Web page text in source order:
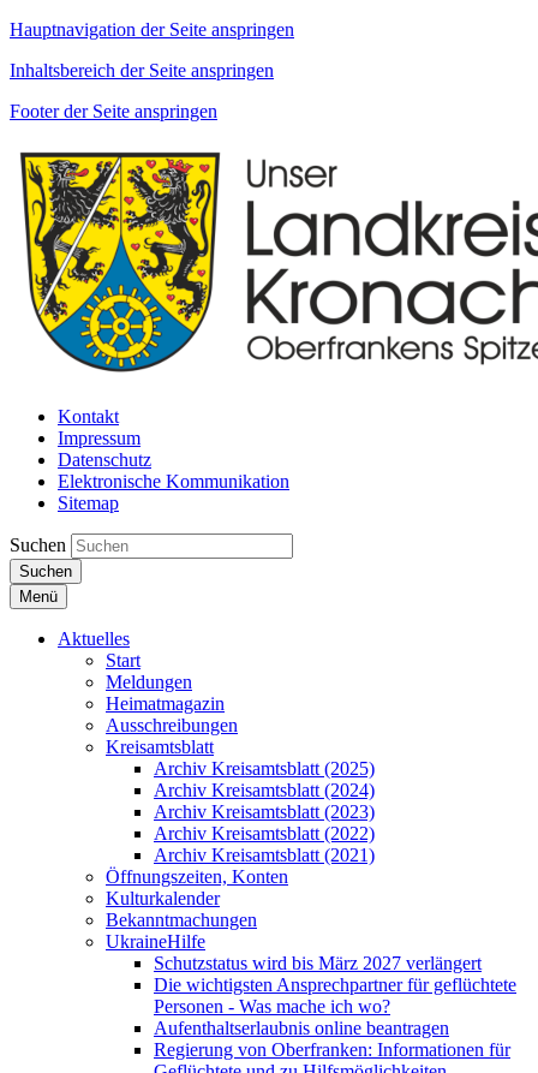
Hauptnavigation der Seite anspringen
Inhaltsbereich der Seite anspringen
Footer der Seite anspringen
Kontakt
Impressum
Datenschutz
Elektronische Kommunikation
Sitemap
Suchen
Suchen
Menü
Aktuelles
Start
Meldungen
Heimatmagazin
Ausschreibungen
Kreisamtsblatt
Archiv Kreisamtsblatt (2025)
Archiv Kreisamtsblatt (2024)
Archiv Kreisamtsblatt (2023)
Archiv Kreisamtsblatt (2022)
Archiv Kreisamtsblatt (2021)
Öffnungszeiten, Konten
Kulturkalender
Bekanntmachungen
UkraineHilfe
Schutzstatus wird bis März 2027 verlängert
Die wichtigsten Ansprechpartner für geflüchtete
Personen - Was mache ich wo?
Aufenthaltserlaubnis online beantragen
Regierung von Oberfranken: Informationen für